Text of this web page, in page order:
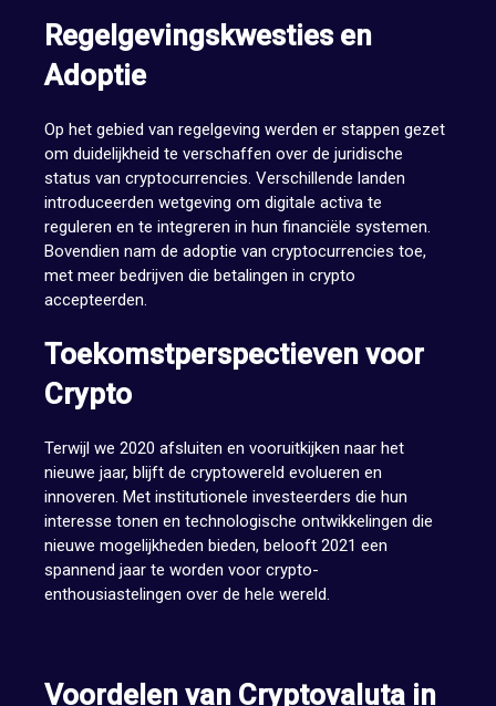
Regelgevingskwesties en
Adoptie
Op het gebied van regelgeving werden er stappen gezet
om duidelijkheid te verschaffen over de juridische
status van cryptocurrencies. Verschillende landen
introduceerden wetgeving om digitale activa te
reguleren en te integreren in hun financiële systemen.
Bovendien nam de adoptie van cryptocurrencies toe,
met meer bedrijven die betalingen in crypto
accepteerden.
Toekomstperspectieven voor
Crypto
Terwijl we 2020 afsluiten en vooruitkijken naar het
nieuwe jaar, blijft de cryptowereld evolueren en
innoveren. Met institutionele investeerders die hun
interesse tonen en technologische ontwikkelingen die
nieuwe mogelijkheden bieden, belooft 2021 een
spannend jaar te worden voor crypto-
enthousiastelingen over de hele wereld.
Voordelen van Cryptovaluta in